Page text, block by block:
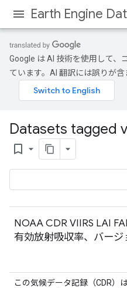
Earth Engine
Google は AI 技術を使用して、
ています。AI 翻訳には誤りが含
Datasets tagged
bookmark_border
NOAA CDR VIIRS LAI
有効放射吸収率、バージ
この気候データ記録（CDR）